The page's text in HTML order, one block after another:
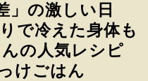
」の激しい日
で冷えた身体も
の人気レシピ
けごはん